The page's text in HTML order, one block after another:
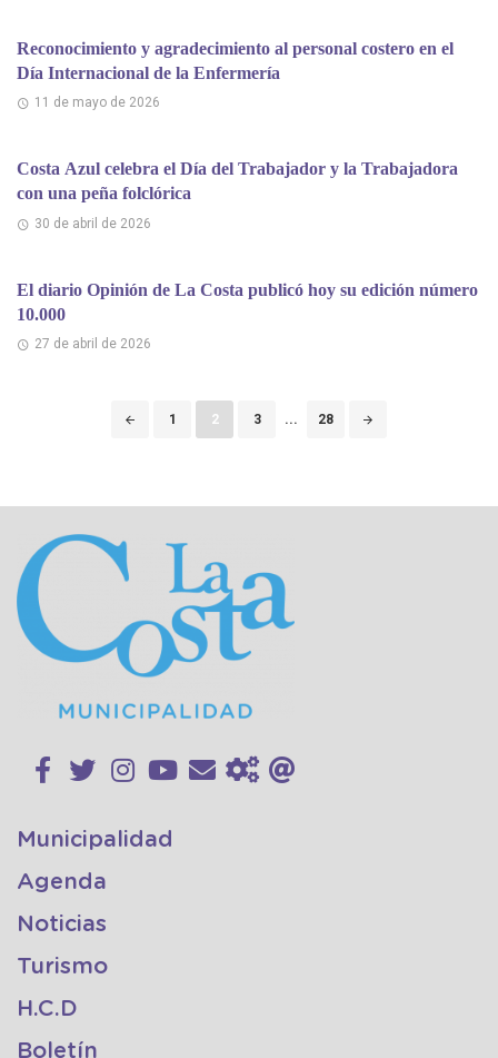
Reconocimiento y agradecimiento al personal costero en el
Día Internacional de la Enfermería
11 de mayo de 2026
Costa Azul celebra el Día del Trabajador y la Trabajadora
con una peña folclórica
30 de abril de 2026
El diario Opinión de La Costa publicó hoy su edición número
10.000
27 de abril de 2026
1 2 3 ... 28
Municipalidad
Agenda
Noticias
Turismo
H.C.D
Boletín